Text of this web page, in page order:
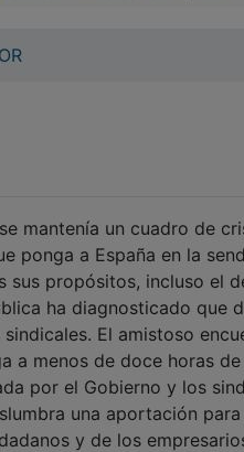
mantenía un cuadro de
ponga a España en la
sus propósitos, incluso el
ha diagnosticado que
El amistoso
a menos de doce horas
por el Gobierno y los
una aportación
y de los